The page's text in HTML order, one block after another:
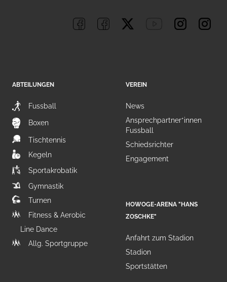
ABTEILUNGEN
Fussball
Boxen
Tischtennis
Kegeln
Sportakrobatik
Gymnastik
Turnen
Fitness & Aerobic
Line Dance
Allg. Sportgruppe
VEREIN
News
Ansprechpartner*innen
Fussball
Schiedsrichter
Engagement
HOWOGE-ARENA "HANS
ZOSCHKE"
Anfahrt zum Stadion
Stadion
Sportstätten